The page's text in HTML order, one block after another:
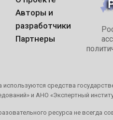
Авторы и
разработчики
Партнеры
используются средства
и АНО «Экспертный
ресурса не всегда